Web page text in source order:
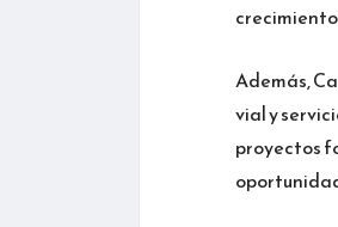
Además,
vial y
proyectos